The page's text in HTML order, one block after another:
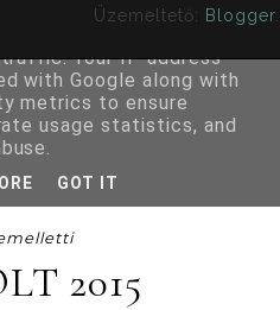
Üzemeltető: Blogger
2015
Google to deliver its
Your IP address
with Google along with
metrics to ensure
usage statistics, and
GOT IT